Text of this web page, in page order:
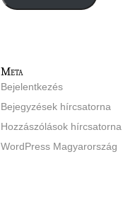
Meta
Bejelentkezés
Bejegyzések hírcsatorna
Hozzászólások hírcsatorna
WordPress Magyarország